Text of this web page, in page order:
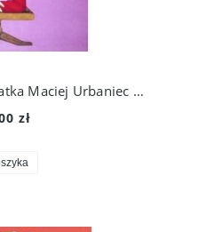
Cyrk „Mona Lisa” akrobatka Maciej Urbaniec 78r.
zł